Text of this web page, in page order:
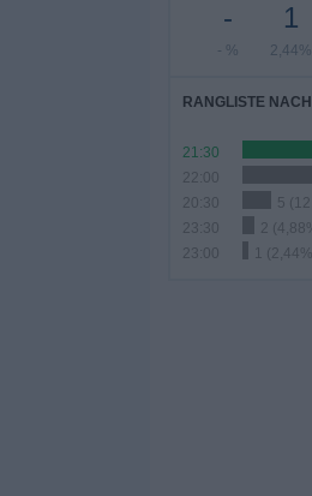
-
- %
1
2,44%
RANGLISTE
21:30
22:00
20:30
5
23:30
2
23:00
1